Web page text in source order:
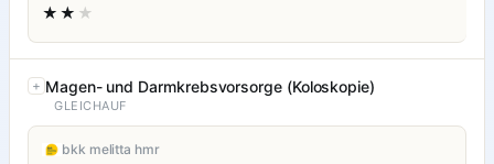
★★ ★
Magen- und Darmkrebsvorsorge (Koloskopie)
GLEICHAUF
bkk melitta hmr